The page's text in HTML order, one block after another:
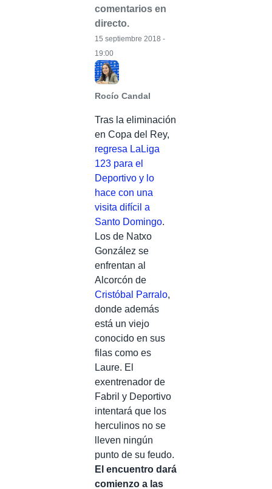
comentarios en
directo.
Rocío Candal
15 septiembre 2018 -
19:00
Tras la eliminación
en Copa del Rey,
regresa LaLiga
123 para el
Deportivo y lo
hace con una
visita difícil a
Santo Domingo.
Los de Natxo
González se
enfrentan al
Alcorcón de
Cristóbal Parralo,
donde además
está un viejo
conocido en sus
filas como es
Laure. El
exentrenador de
Fabril y Deportivo
intentará que los
herculinos no se
lleven ningún
punto de su feudo.
El encuentro dará
comienzo a las